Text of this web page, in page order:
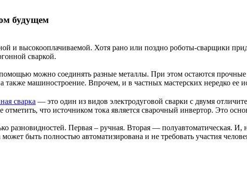
будущем
и высокооплачиваемой. Хотя рано или поздно роботы-сварщики
сваркой.
можно соединять разные металлы. При этом остаются
машиностроение. Впрочем, и в частных мастерских нередко ее
сварка — это один из видов электродуговой сварки с двумя
что источником тока является сварочный инвертор. Это
разновидностей. Первая – ручная. Вторая — полуавтоматическая.
быть полностью автоматизирована и не требовать участия